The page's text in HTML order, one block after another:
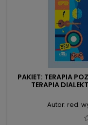
PAKIET: TERAPIA
TERAPIA
Autor: red.